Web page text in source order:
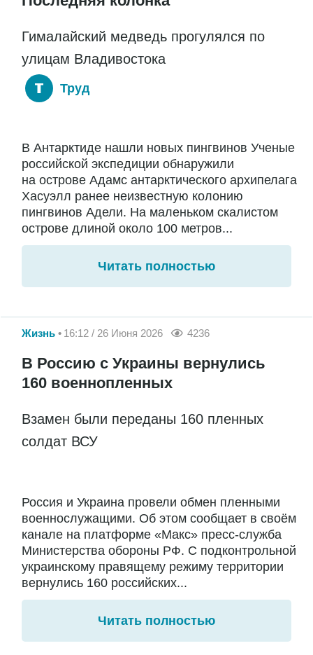
Гималайский медведь прогулялся по
улицам Владивостока
Труд
В Антарктиде нашли новых пингвинов Ученые
российской экспедиции обнаружили
на острове Адамс антарктического архипелага
Хасуэлл ранее неизвестную колонию
пингвинов Адели. На маленьком скалистом
острове длиной около 100 метров...
Читать полностью
Жизнь 16:12 / 26 Июня 2026 4236
В Россию с Украины вернулись
160 военнопленных
Взамен были переданы 160 пленных
солдат ВСУ
Россия и Украина провели обмен пленными
военнослужащими. Об этом сообщает в своём
канале на платформе «Макс» пресс-служба
Министерства обороны РФ. С подконтрольной
украинскому правящему режиму территории
вернулись 160 российских...
Читать полностью